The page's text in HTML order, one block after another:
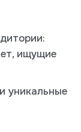
ищущие
уникальные